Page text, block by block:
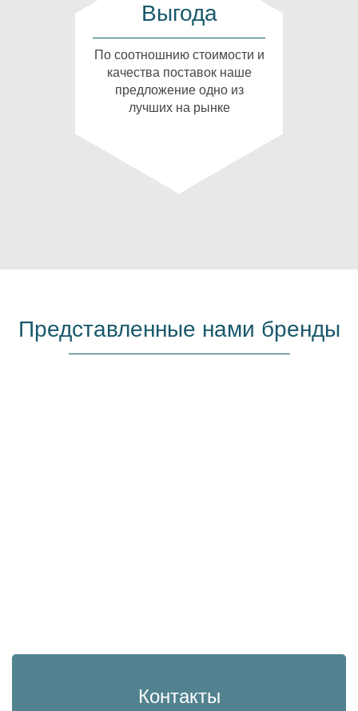
Выгода
По соотношнию стоимости и
качества поставок наше
предложение одно из
лучших на рынке
Представленные нами бренды
Контакты